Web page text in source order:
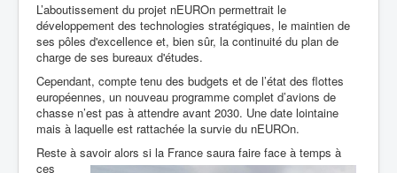
L’aboutissement du projet nEUROn permettrait le
développement des technologies stratégiques, le maintien de
ses pôles d'excellence et, bien sûr, la continuité du plan de
charge de ses bureaux d'études.
Cependant, compte tenu des budgets et de l’état des flottes
européennes, un nouveau programme complet d’avions de
chasse n’est pas à attendre avant 2030. Une date lointaine
mais à laquelle est rattachée la survie du nEUROn.
Reste à savoir alors si la France saura faire face à temps à
ces